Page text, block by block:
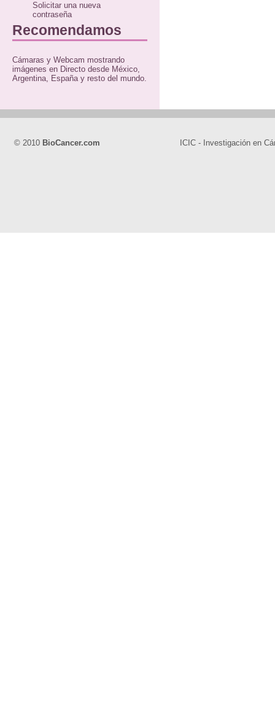
Solicitar una nueva
contraseña
Recomendamos
Cámaras y Webcam mostrando
imágenes en Directo desde México,
Argentina, España y resto del mundo.
© 2010 BioCancer.com ICIC - Investigación en